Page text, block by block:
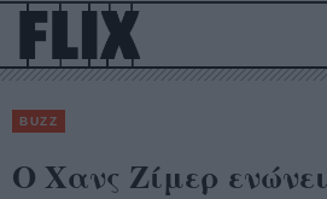
BUZZ
Ο Χανς Ζίμερ